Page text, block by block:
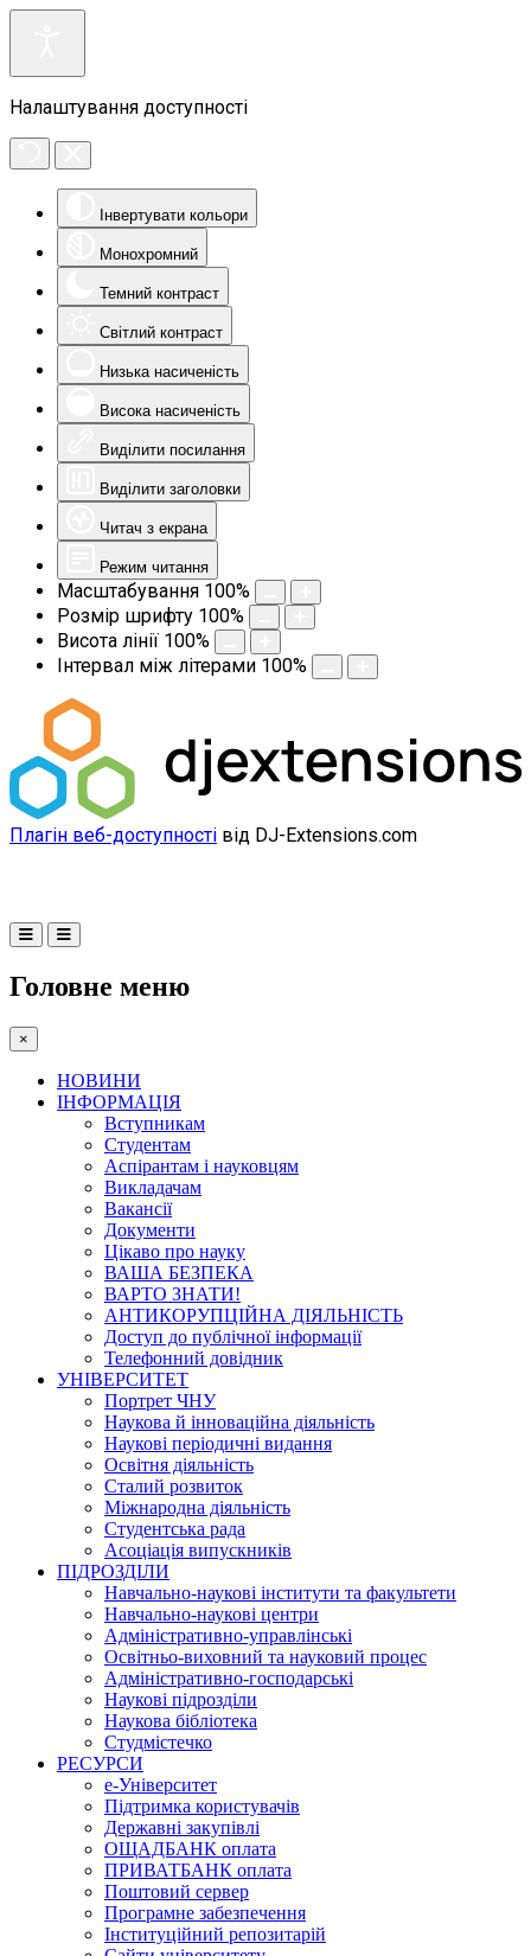
Налаштування доступності
Інвертувати кольори
Монохромний
Темний контраст
Світлий контраст
Низька насиченість
Висока насиченість
Виділити посилання
Виділити заголовки
Читач з екрана
Режим читання
Масштабування 100%
Розмір шрифту 100%
Висота лінії 100%
Інтервал між літерами 100%
Плагін веб-доступності від DJ-Extensions.com
Головне меню
×
НОВИНИ
ІНФОРМАЦІЯ
Вступникам
Студентам
Аспірантам і науковцям
Викладачам
Вакансії
Документи
Цікаво про науку
ВАША БЕЗПЕКА
ВАРТО ЗНАТИ!
АНТИКОРУПЦІЙНА ДІЯЛЬНІСТЬ
Доступ до публічної інформації
Телефонний довідник
УНІВЕРСИТЕТ
Портрет ЧНУ
Наукова й інноваційна діяльність
Наукові періодичні видання
Освітня діяльність
Сталий розвиток
Міжнародна діяльність
Студентська рада
Асоціація випускників
ПІДРОЗДІЛИ
Навчально-наукові інститути та факультети
Навчально-наукові центри
Адміністративно-управлінські
Освітньо-виховний та науковий процес
Адміністративно-господарські
Наукові підрозділи
Наукова бібліотека
Студмістечко
РЕСУРСИ
е-Університет
Підтримка користувачів
Державні закупівлі
ОЩАДБАНК оплата
ПРИВАТБАНК оплата
Поштовий сервер
Програмне забезпечення
Інституційний репозитарій